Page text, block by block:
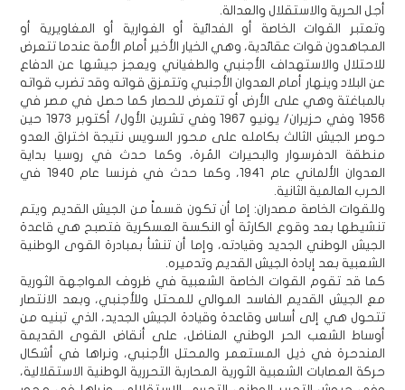
أجل الحرية والاستقلال والعدالة.
وتعتبر القوات الخاصة أو الفدائية أو الغوارية أو المغاويرية أو
المجاهدون قوات عقائدية، وهي الخيار الأخير أمام الأمة عندما تتعرض
للاحتلال والاستهداف الأجنبي والطغياني ويعجز جيشها عن الدفاع
عن البلاد وينهار أمام العدوان الأجنبي وتتمزق قواته وقد تضرب قواته
بالمباغتة وهي على الأرض أو تتعرض للحصار كما حصل في مصر في
1956 وفي حزيران/ يونيو 1967 وفي تشرين الأول/ أكتوبر 1973 حين
حوصر الجيش الثالث بكامله على محور السويس نتيجة اختراق العدو
منطقة الدفرسوار والبحيرات المُرة، وكما حدث في روسيا بداية
العدوان الألماني عام 1941، وكما حدث في فرنسا عام 1940 في
الحرب العالمية الثانية.
وللقوات الخاصة مصدران: إما أن تكون قسماً من الجيش القديم ويتم
تنشيطها بعد وقوع الكارثة أو النكسة العسكرية فتصبح هي قاعدة
الجيش الوطني الجديد وقيادته، وإما أن تنشأ بمبادرة القوى الوطنية
الشعبية بعد إبادة الجيش القديم وتدميره.
كما قد تقوم القوات الخاصة الشعبية في ظروف المواجهة الثورية
مع الجيش القديم الفاسد الموالي للمحتل وللأجنبي، وبعد الانتصار
تتحول هي إلى أساس وقاعدة وقيادة الجيش الجديد، الذي تبنيه من
أوساط الشعب الحر الوطني المناضل، على أنقاض القوى القديمة
المندحرة في ذيل المستعمر والمحتل الأجنبي، ونراها في أشكال
حركة العصابات الشعبية الثورية المحاربة التحررية الوطنية الاستقلالية،